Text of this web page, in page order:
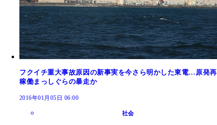
フクイチ重大事故原因の新事実を今さら明かした東電…原発再
稼働まっしぐらの暴走か
2016年01月05日 06:00
社会